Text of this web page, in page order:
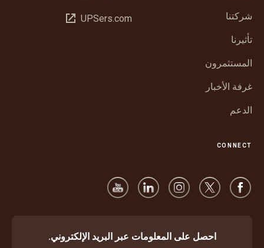
شركتنا
تأثيرنا
المستثمرون
غرفة الأخبار
الدعم
نافذة
UPSers.com فتح
CONNECT
احصل على المعلومات عبر البريد الإلكتروني.